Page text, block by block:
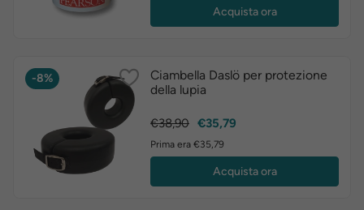
Acquista ora
-8%
Ciambella Daslö per protezione
della lupia
Prezzo
€38,90 Prezzo
€35,79
Prima era €35,79
Acquista ora